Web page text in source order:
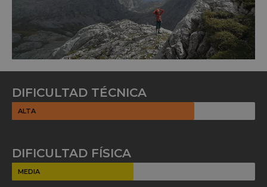
DIFICULTAD TÉCNICA
ALTA
DIFICULTAD FÍSICA
MEDIA